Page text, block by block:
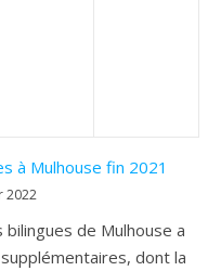
à Mulhouse fin 2021
2022
de Mulhouse a
dont la